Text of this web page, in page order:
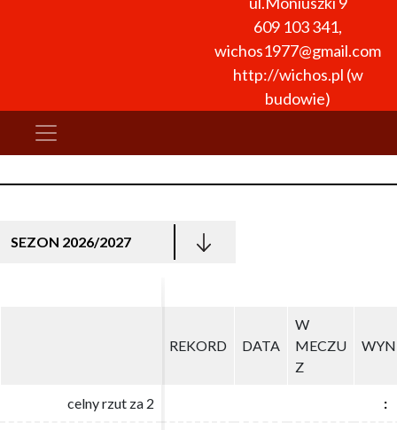
609 103 341,
wichos1977@gmail.com
http://wichos.pl (w
budowie)
SEZON 2026/2027
REKORD DATA
W
MECZU
Z
celny rzut za 2 :
REKORD DATA
W
MECZU
Z
celny rzut za 2 :